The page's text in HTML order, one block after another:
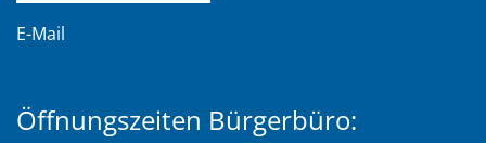
E-Mail
Öffnungszeiten Bürgerbüro: